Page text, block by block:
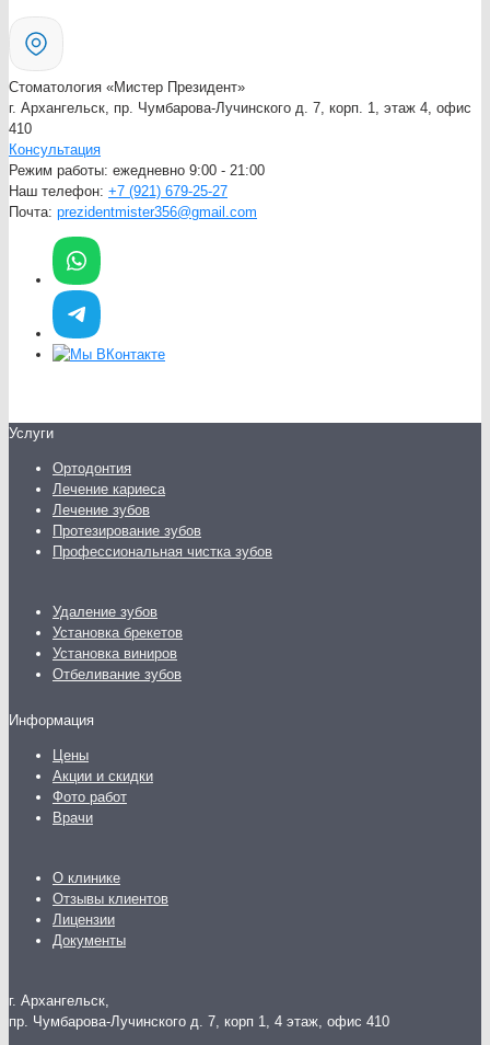
Стоматология «Мистер Президент»
г. Архангельск, пр. Чумбарова-Лучинского д. 7, корп. 1, этаж 4, офис
410
Консультация
Режим работы: ежедневно 9:00 - 21:00
Наш телефон: +7 (921) 679-25-27
Почта: prezidentmister356@gmail.com
Услуги
Ортодонтия
Лечение кариеса
Лечение зубов
Протезирование зубов
Профессиональная чистка зубов
Удаление зубов
Установка брекетов
Установка виниров
Отбеливание зубов
Информация
Цены
Акции и скидки
Фото работ
Врачи
О клинике
Отзывы клиентов
Лицензии
Документы
г. Архангельск,
пр. Чумбарова-Лучинского д. 7, корп 1, 4 этаж, офис 410